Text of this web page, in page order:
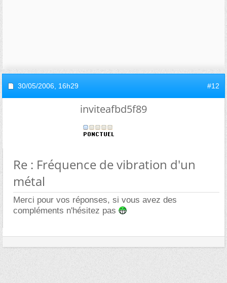
30/05/2006, 16h29 #12
inviteafbd5f89
Re : Fréquence de vibration d'un
métal
Merci pour vos réponses, si vous avez des
compléments n'hésitez pas